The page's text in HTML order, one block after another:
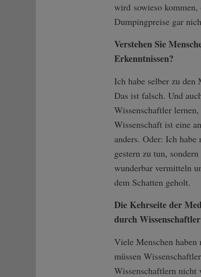
wird sowieso
Dumpingpreise gar
Verstehen Sie
Erkenntnissen?
Ich habe selber zu den
Das ist falsch. Und
Wissenschaftler
Wissenschaft ist eine
anders. Oder: Ich
gestern zu tun,
wunderbar vermitteln
dem Schatten geholt.
Die Kehrseite der
durch
Viele Menschen
müssen
Wissenschaftlern nicht